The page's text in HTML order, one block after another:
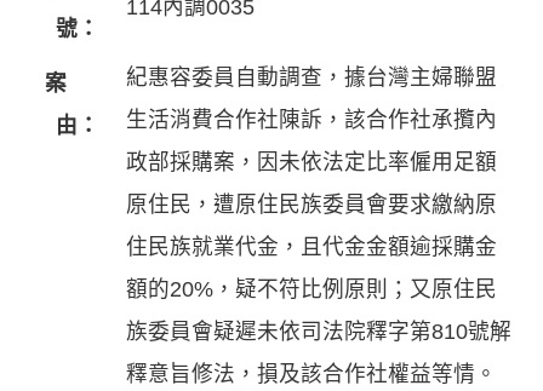
號：
114內調0035
案
由：
紀惠容委員自動調查，據台灣主婦聯盟
生活消費合作社陳訴，該合作社承攬內
政部採購案，因未依法定比率僱用足額
原住民，遭原住民族委員會要求繳納原
住民族就業代金，且代金金額逾採購金
額的20%，疑不符比例原則；又原住民
族委員會疑遲未依司法院釋字第810號解
釋意旨修法，損及該合作社權益等情。